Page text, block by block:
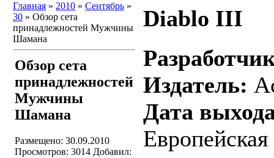
Главная » 2010 » Сентябрь »
30 » Обзор сета
принадлежностей Мужчины
Шамана
Обзор сета
принадлежностей
Мужчины
Шамана
Размещено: 30.09.2010
Просмотров: 3014 Добавил:
Diablo III
Издатель:
Дата